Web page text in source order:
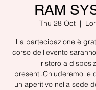
RAM
Thu 28 Oct
  |
La partecipazione è
corso dell'evento
ristoro a
presenti.Chiuderemo le
un aperitivo nella sede